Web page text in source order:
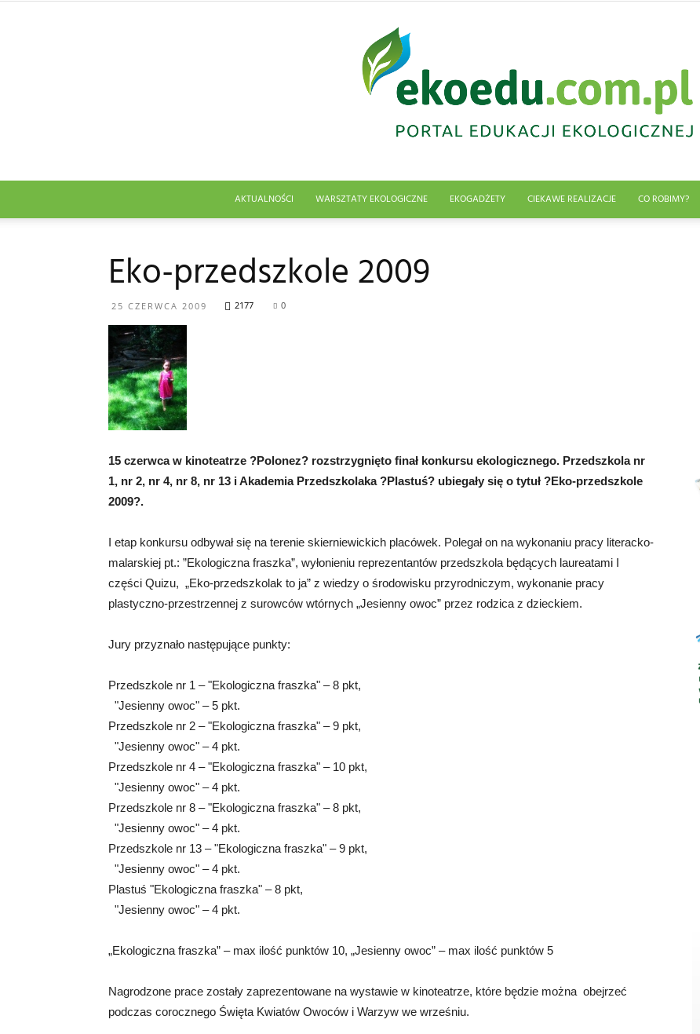
AKTUALNOŚCI WARSZTATY EKOLOGICZNE EKOGADŻETY CIEKAWE REALIZACJE CO ROBIMY?
Eko-przedszkole 2009
25 CZERWCA 2009 2177 0
15 czerwca w kinoteatrze ?Polonez? rozstrzygnięto finał konkursu ekologicznego. Przedszkola nr
1, nr 2, nr 4, nr 8, nr 13 i Akademia Przedszkolaka ?Plastuś? ubiegały się o tytuł ?Eko-przedszkole
2009?.
I etap konkursu odbywał się na terenie skierniewickich placówek. Polegał on na wykonaniu pracy literacko-
malarskiej pt.: ”Ekologiczna fraszka”, wyłonieniu reprezentantów przedszkola będących laureatami I
części Quizu, „Eko-przedszkolak to ja” z wiedzy o środowisku przyrodniczym, wykonanie pracy
plastyczno-przestrzennej z surowców wtórnych „Jesienny owoc” przez rodzica z dzieckiem.
Jury przyznało następujące punkty:
Przedszkole nr 1 – "Ekologiczna fraszka" – 8 pkt,
"Jesienny owoc" – 5 pkt.
Przedszkole nr 2 – "Ekologiczna fraszka" – 9 pkt,
"Jesienny owoc" – 4 pkt.
Przedszkole nr 4 – "Ekologiczna fraszka" – 10 pkt,
"Jesienny owoc" – 4 pkt.
Przedszkole nr 8 – "Ekologiczna fraszka" – 8 pkt,
"Jesienny owoc" – 4 pkt.
Przedszkole nr 13 – "Ekologiczna fraszka" – 9 pkt,
"Jesienny owoc" – 4 pkt.
Plastuś "Ekologiczna fraszka" – 8 pkt,
"Jesienny owoc" – 4 pkt.
„Ekologiczna fraszka” – max ilość punktów 10, „Jesienny owoc” – max ilość punktów 5
Nagrodzone prace zostały zaprezentowane na wystawie w kinoteatrze, które będzie można obejrzeć
podczas corocznego Święta Kwiatów Owoców i Warzyw we wrześniu.